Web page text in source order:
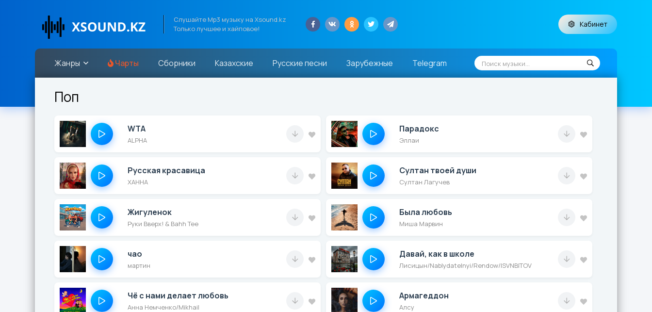
Слушайте Mp3 музыку на Xsound.kz
Только лучшее и хайповое!
Кабинет
Жанры Чарты Сборники Казахские Русские песни Зарубежные Telegram
Поп
WTA
ALPHA
Парадокс
Эллаи
Русская красавица
ХАННА
Султан твоей души
Султан Лагучев
Жигуленок
Руки Вверх! & Bahh Tee
Была любовь
Миша Марвин
чао
мартин
Давай, как в школе
Лисицын/Nablydatelnyi/Rendow/ISVNBITOV
Чё с нами делает любовь
Анна Немченко/Mikhail
Армагеддон
Алсу